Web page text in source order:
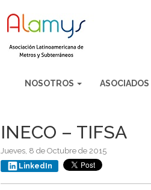
NOSOTROS ASOCIADOS
INECO – TIFSA
Jueves, 8 de Octubre de 2015
LinkedIn